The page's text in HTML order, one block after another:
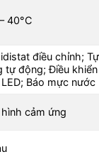
40°C
điều chỉnh;
tự động; Điều
Báo mực nước
hình cảm ứng